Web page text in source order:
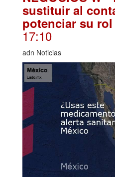
sustituir al
potenciar su
17:10
adn Noticias